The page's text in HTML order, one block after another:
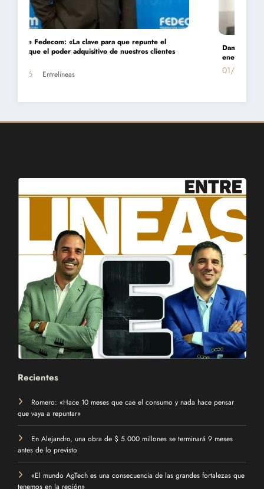
Daniel Montamat: «Todavía pagamos el costo del populismo
energético con los cortes de gas»
01/07/2026
Recientes
Romero: «Hace 10 meses que cae el consumo y nada hace pensar
que vaya a repuntar»
En Alejandro, una obra de $ 5.000 millones se terminará 9 meses
antes de lo previsto
«El mundo AgTech es una consecuencia de las grandes fortalezas que
tenemos en la región»